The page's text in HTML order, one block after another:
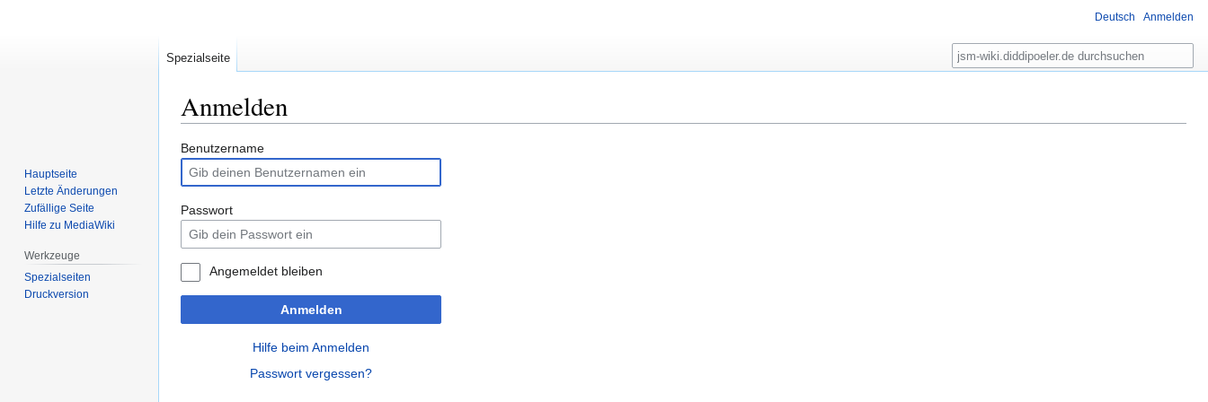
Anmelden
Zur
Navigation
springen
Zur
Suche
springen
Benutzername
Passwort
Angemeldet bleiben
Anmelden
Hilfe beim Anmelden
Passwort vergessen?
Deutsch Anmelden
Spezialseite Suche
Hauptseite
Letzte Änderungen
Zufällige Seite
Hilfe zu MediaWiki
Werkzeuge
Spezialseiten
Druckversion